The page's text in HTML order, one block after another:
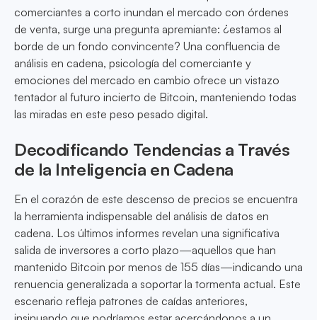
comerciantes a corto inundan el mercado con órdenes
de venta, surge una pregunta apremiante: ¿estamos al
borde de un fondo convincente? Una confluencia de
análisis en cadena, psicología del comerciante y
emociones del mercado en cambio ofrece un vistazo
tentador al futuro incierto de Bitcoin, manteniendo todas
las miradas en este peso pesado digital.
Decodificando Tendencias a Través
de la Inteligencia en Cadena
En el corazón de este descenso de precios se encuentra
la herramienta indispensable del análisis de datos en
cadena. Los últimos informes revelan una significativa
salida de inversores a corto plazo—aquellos que han
mantenido Bitcoin por menos de 155 días—indicando una
renuencia generalizada a soportar la tormenta actual. Este
escenario refleja patrones de caídas anteriores,